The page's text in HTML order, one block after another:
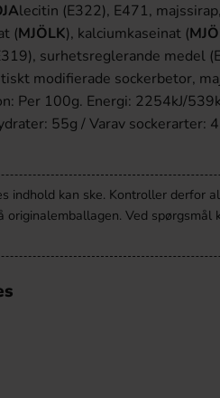
lecitin (E322), E471, majssirap,
(MJÖLK), kalciumkaseinat (
surhetsreglerande medel
modifierade sockerbetor,
Per 100g. Energi: 2254kJ/
55g / Varav sockerarter:
indhold kan ske. Kontroller derfor
originalemballagen. Ved spørgsmål